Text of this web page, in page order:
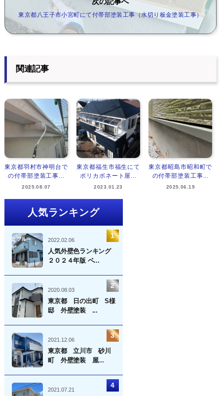
東京都八王子市小宮町にて付帯部塗装工事（水切り板金塗装工事）
関連記事
東京都羽村市神明台で
の付帯部塗装工事...
2025.08.07
東京都福生市福生にて
ポリカボネート屋...
2023.01.23
東京都昭島市昭和町で
の付帯部塗装工事...
2025.06.19
人気ランキング
2022.02.06
人気外壁色ランキング
２０２４年版 ベ...
2020.08.03
東京都 日の出町 S様
邸 外壁塗装 ...
2021.12.06
東京都 立川市 砂川
町 外壁塗装 屋...
2021.07.21